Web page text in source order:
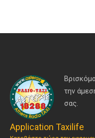
την
σας.
Application Taxilife